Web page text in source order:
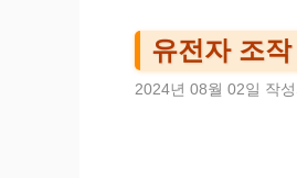
유전자 조
2024년 08월 02일 작